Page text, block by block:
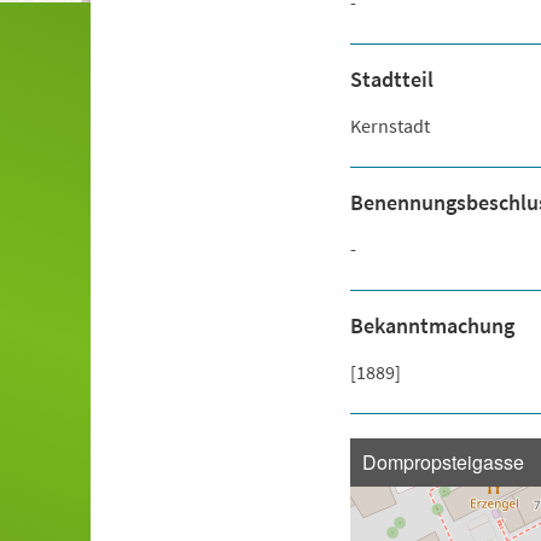
Stadtteil
Kernstadt
-
Bekanntmachung
[1889]
Dompropsteigasse